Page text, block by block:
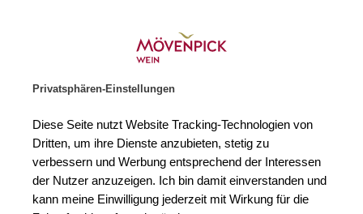
Privatsphären-Einstellungen
Diese Seite nutzt Website Tracking-Technologien von
Dritten, um ihre Dienste anzubieten, stetig zu
verbessern und Werbung entsprechend der Interessen
der Nutzer anzuzeigen. Ich bin damit einverstanden und
kann meine Einwilligung jederzeit mit Wirkung für die
Keine Ergebnisse